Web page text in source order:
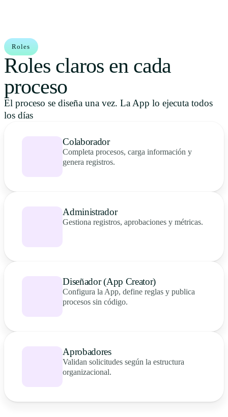
Roles
Roles claros en cada
proceso
El proceso se diseña una vez. La App lo ejecuta todos
los días
Colaborador
Completa procesos, carga información y
genera registros.
Administrador
Gestiona registros, aprobaciones y métricas.
Diseñador (App Creator)
Configura la App, define reglas y publica
procesos sin código.
Aprobadores
Validan solicitudes según la estructura
organizacional.